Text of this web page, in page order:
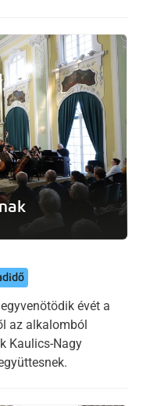
évét a
az alkalomból
Kaulics-Nagy